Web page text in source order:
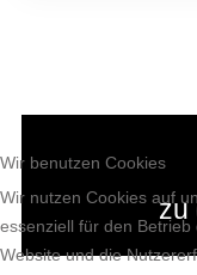
zu
Wir benutzen Cookies
Wir nutzen Cookies auf
essenziell für den
Website und die